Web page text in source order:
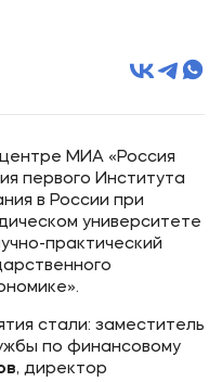
МИА «Россия
первого Института
в России при
университете
практический
стали: заместитель
по финансовому
, директор